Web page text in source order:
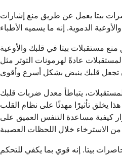
بيتا يعمل عن طريق منع إشارات
الدموية. إنه ما يسميه الأطباء
مستقبلات بيتا في قلبك والأوعية
عادةً لهرمونات التوتر مثل
يتباطأ معدل ضربات قلبك
يخلق تأثيرًا مهدئًا على نظام القلب
كيفية مساعدة التنفس العميق على
بيتا. إنه قوي بما يكفي للتحكم